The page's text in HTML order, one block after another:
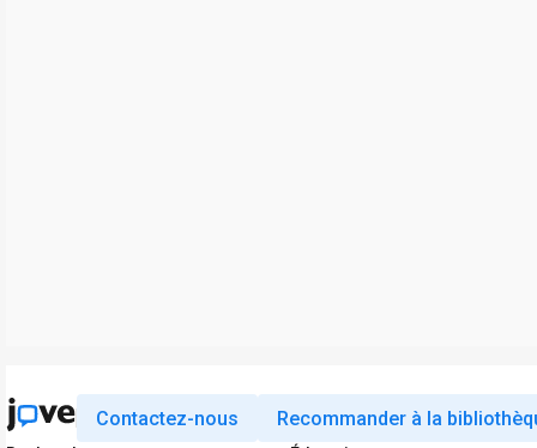
Contactez-nous Recommander à la